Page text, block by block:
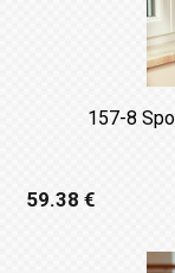
157-8
59.38 €